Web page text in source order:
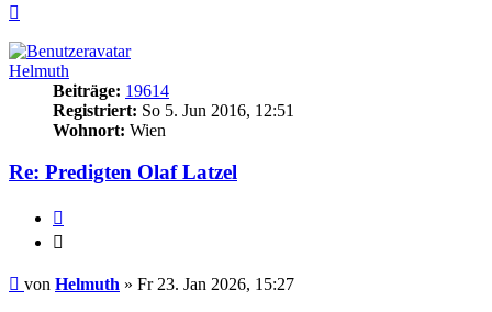
Helmuth
Beiträge: 19614
Registriert: So 5. Jun 2016, 12:51
Wohnort: Wien
Re: Predigten Olaf Latzel
Beitrag
von Helmuth » Fr 23. Jan 2026, 15:27